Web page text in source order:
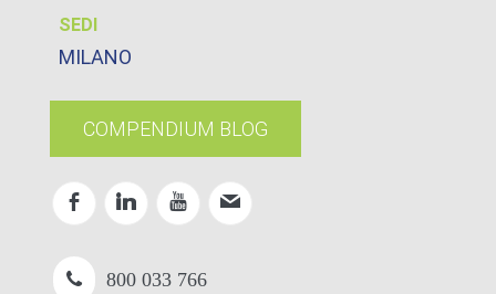
SEDI
MILANO
COMPENDIUM BLOG
800 033 766